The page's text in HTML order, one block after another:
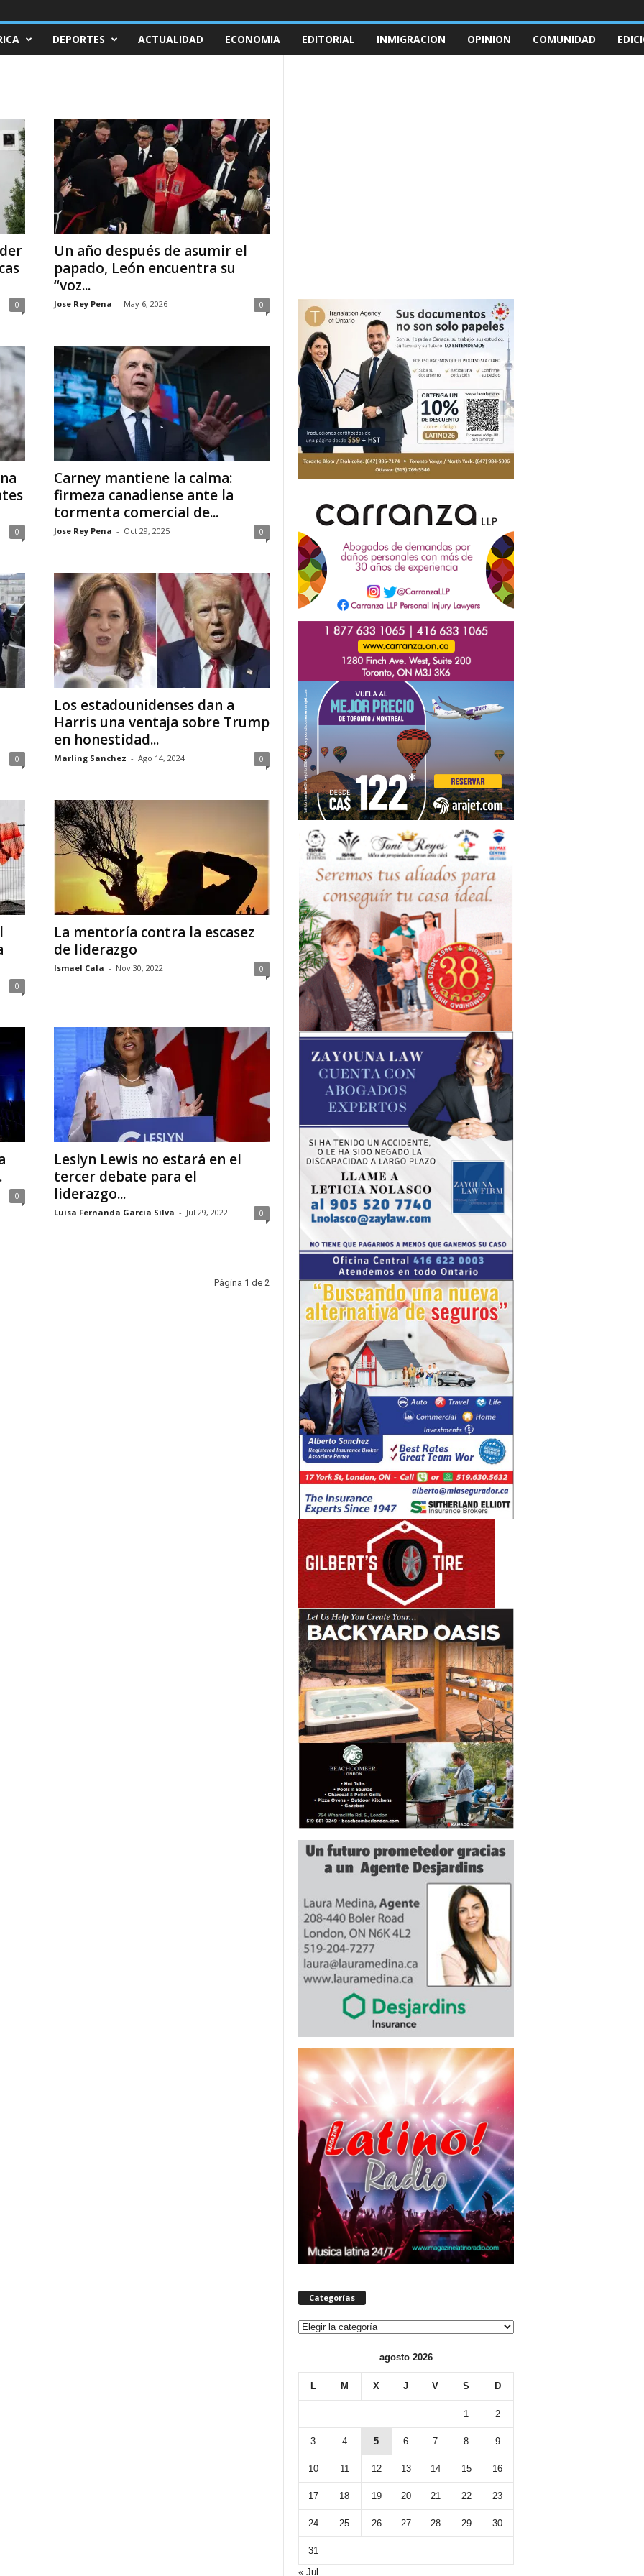
DEPORTES ACTUALIDAD ECONOMIA EDITORIAL INMIGRACION OPINION COMUNIDAD
0
Un año después de asumir el
papado, León encuentra su
“voz...
Jose Rey Pena - May 6, 2026 0
0
Carney mantiene la calma:
firmeza canadiense ante la
tormenta comercial de...
Jose Rey Pena - Oct 29, 2025 0
0
Los estadounidenses dan a
Harris una ventaja sobre Trump
en honestidad...
Marling Sanchez - Ago 14, 2024 0
0
La mentoría contra la escasez
de liderazgo
Ismael Cala - Nov 30, 2022 0
0
Leslyn Lewis no estará en el
tercer debate para el
liderazgo...
Luisa Fernanda Garcia Silva - Jul 29, 2022 0
Página 1 de 2
Categorías
Categorías
agosto 2026
L M X J V S D
1 2
3 4 5 6 7 8 9
10 11 12 13 14 15 16
17 18 19 20 21 22 23
24 25 26 27 28 29 30
31
« Jul